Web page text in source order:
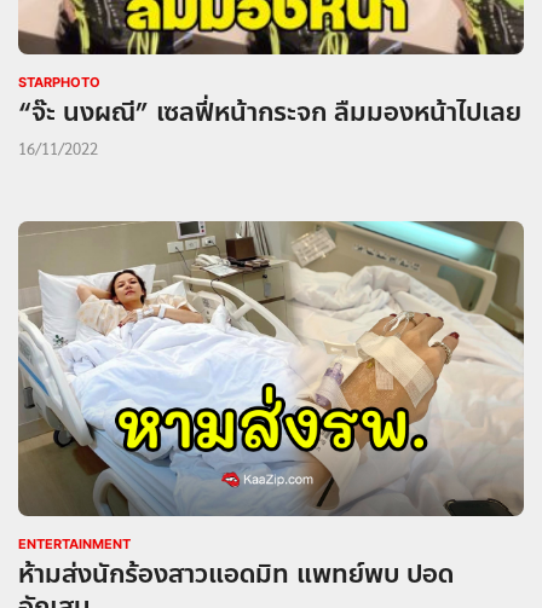
STARPHOTO
“จ๊ะ นงผณี” เซลฟี่หน้ากระจก ลืมมองหน้าไปเลย
16/11/2022
ENTERTAINMENT
ห้ามส่งนักร้องสาวแอดมิท แพทย์พบ ปอด